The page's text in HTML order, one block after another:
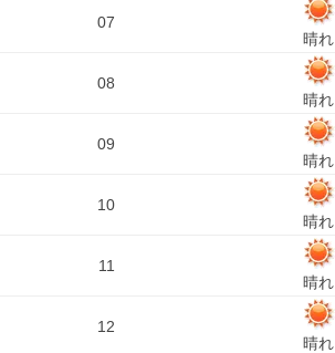
07
晴れ
08
晴れ
09
晴れ
10
晴れ
11
晴れ
12
晴れ